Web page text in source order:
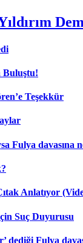
Buluştu!
Teşekkür
Fulya davasına
Anlatıyor
Suç Duyurusu
Fulya